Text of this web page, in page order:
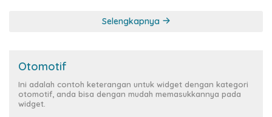
Selengkapnya
Otomotif
Ini adalah contoh keterangan untuk widget dengan kategori
otomotif, anda bisa dengan mudah memasukkannya pada
widget.